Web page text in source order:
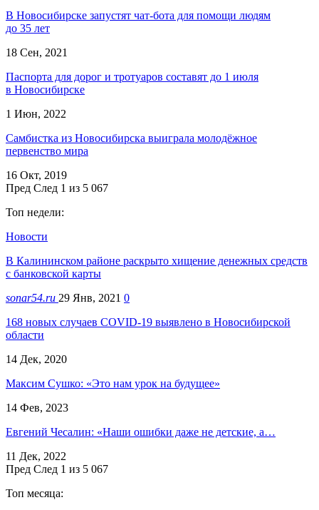
В Новосибирске запустят чат-бота для помощи людям
до 35 лет
18 Сен, 2021
Паспорта для дорог и тротуаров составят до 1 июля
в Новосибирске
1 Июн, 2022
Самбистка из Новосибирска выиграла молодёжное
первенство мира
16 Окт, 2019
Пред След 1 из 5 067
Топ недели:
Новости
В Калининском районе раскрыто хищение денежных средств
с банковской карты
sonar54.ru 29 Янв, 2021 0
168 новых случаев COVID-19 выявлено в Новосибирской
области
14 Дек, 2020
Максим Сушко: «Это нам урок на будущее»
14 Фев, 2023
Евгений Чесалин: «Наши ошибки даже не детские, а…
11 Дек, 2022
Пред След 1 из 5 067
Топ месяца: